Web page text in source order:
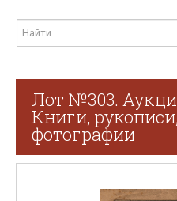
Лот №303.
Книги,
фотографии